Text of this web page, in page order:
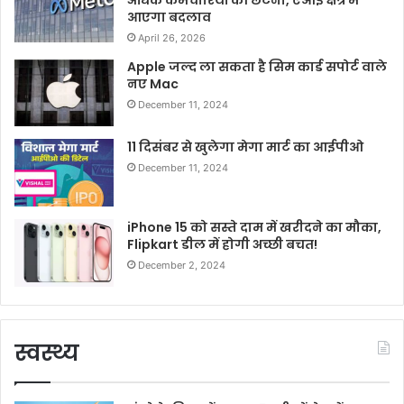
आएगा बदलाव
April 26, 2026
Apple जल्द ला सकता है सिम कार्ड सपोर्ट वाले
नए Mac
December 11, 2024
11 दिसंबर से खुलेगा मेगा मार्ट का आईपीओ
December 11, 2024
iPhone 15 को सस्ते दाम में खरीदने का मौका,
Flipkart डील में होगी अच्छी बचत!
December 2, 2024
स्वस्थ्य